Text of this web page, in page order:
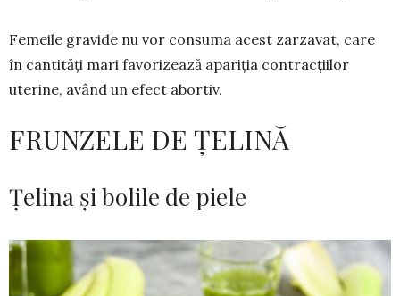
Femeile gravide nu vor consuma acest zarzavat, care
în cantități mari favorizează apariția contrac­țiilor
uterine, având un efect abortiv.
FRUNZELE DE ȚELINĂ
Țelina și bolile de piele